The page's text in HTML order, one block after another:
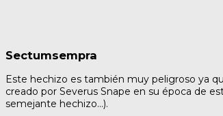
Sectumsempra
Este hechizo es también muy peligroso ya
creado por Severus Snape en su época de
semejante hechizo…).